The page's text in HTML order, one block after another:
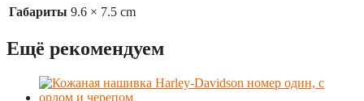
Габариты 9.6 × 7.5 cm
Ещё рекомендуем